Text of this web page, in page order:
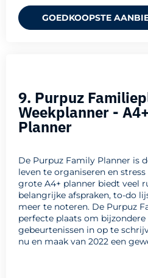
GOEDKOOPSTE
9. Purpuz
Weekplanner -
Planner
De Purpuz Family Planner is
leven te organiseren en
grote A4+ planner biedt veel
belangrijke afspraken, to-do
meer te noteren. De Purpuz
perfecte plaats om
gebeurtenissen in op te
nu en maak van 2022 een